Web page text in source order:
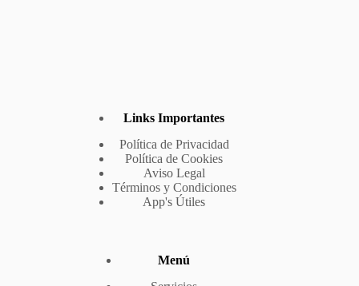
Links Importantes
Política de Privacidad
Política de Cookies
Aviso Legal
Términos y Condiciones
App's Útiles
Menú